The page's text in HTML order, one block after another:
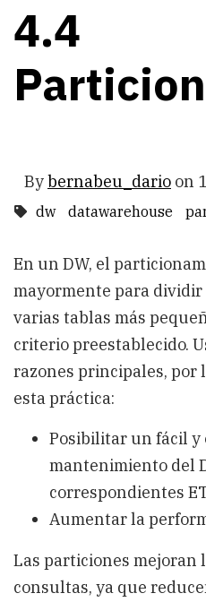
4.4
Bybernabeu_dario on
dw datawarehouse
En un DW, el
mayormente para
varias tablas más
criterio preestablecido.
razones principales, por
esta práctica:
Posibilitar un fácil y
mantenimiento del
correspondientes
Aumentar la
Las particiones mejoran
consultas, ya que